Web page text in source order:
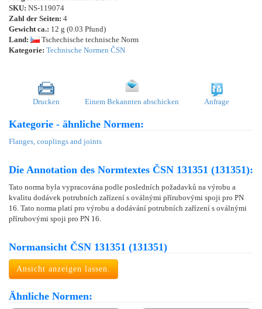
SKU: NS-119074
Zahl der Seiten: 4
Gewicht ca.: 12 g (0.03 Pfund)
Land:
Tschechische technische Norm
Kategorie: Technische Normen ČSN
Drucken Einem Bekannten abschicken Anfrage
Kategorie - ähnliche Normen:
Flanges, couplings and joints
Die Annotation des Normtextes ČSN 131351 (131351):
Tato norma byla vypracována podle posledních požadavků na výrobu a
kvalitu dodávek potrubních zařízení s oválnými přírubovými spoji pro PN
16. Tato norma platí pro výrobu a dodávání potrubních zařízení s oválnými
přírubovými spoji pro PN 16.
Normansicht ČSN 131351 (131351)
Ansicht anzeigen lassen.
Ähnliche Normen: